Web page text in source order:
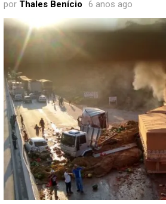
por Thales Benício 6 anos ago